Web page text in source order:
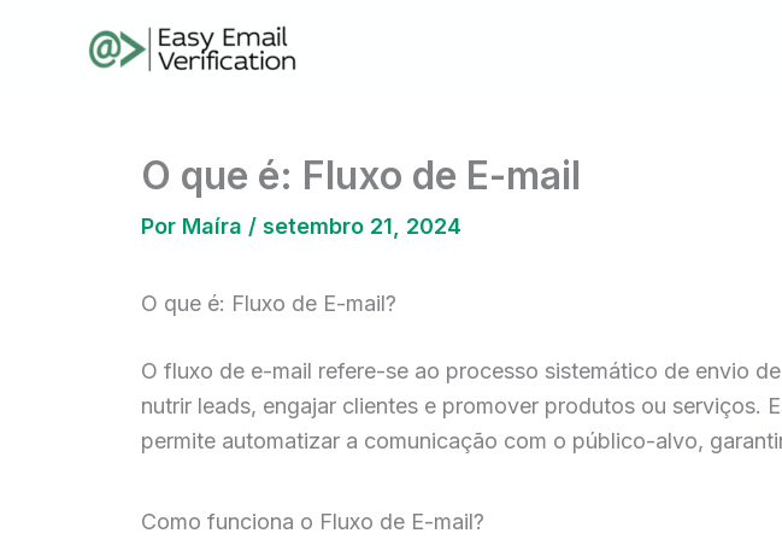
O que é: Fluxo de E-mail
Por Maíra / setembro 21, 2024
O que é: Fluxo de E-mail?
O fluxo de e-mail refere-se ao processo sistemático de envio
nutrir leads, engajar clientes e promover produtos ou serviços.
permite automatizar a comunicação com o público-alvo,
Como funciona o Fluxo de E-mail?